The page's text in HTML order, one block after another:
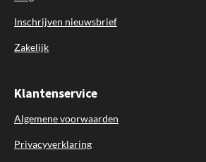
Inschrijven nieuwsbrief
Zakelijk
Klantenservice
Algemene voorwaarden
Privacyverklaring